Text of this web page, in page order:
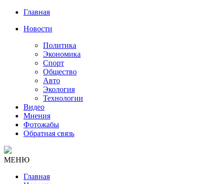
Главная
Новости
Политика
Экономика
Спорт
Общество
Авто
Экология
Технологии
Видео
Мнения
Фотожабы
Обратная связь
МЕНЮ
Главная